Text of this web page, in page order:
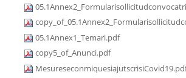
05.1Annex1_Temari.pdf
copy5_of_Anunci.pdf